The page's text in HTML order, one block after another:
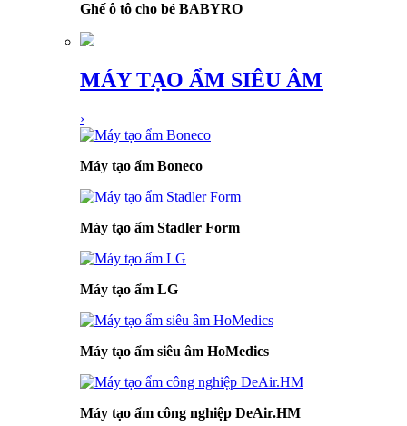
Ghế ô tô cho bé BABYRO
MÁY TẠO ẨM SIÊU ÂM
›
Máy tạo ẩm Boneco
Máy tạo ẩm Stadler Form
Máy tạo ẩm LG
Máy tạo ẩm siêu âm HoMedics
Máy tạo ẩm công nghiệp DeAir.HM